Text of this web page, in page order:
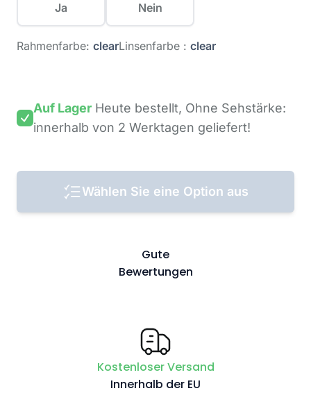
Ja Nein
Rahmenfarbe: clearLinsenfarbe : clear
Auf Lager Heute bestellt, Ohne Sehstärke:
innerhalb von 2 Werktagen geliefert!
Wählen Sie eine Option aus
Gute
Bewertungen
Kostenloser Versand
Innerhalb der EU